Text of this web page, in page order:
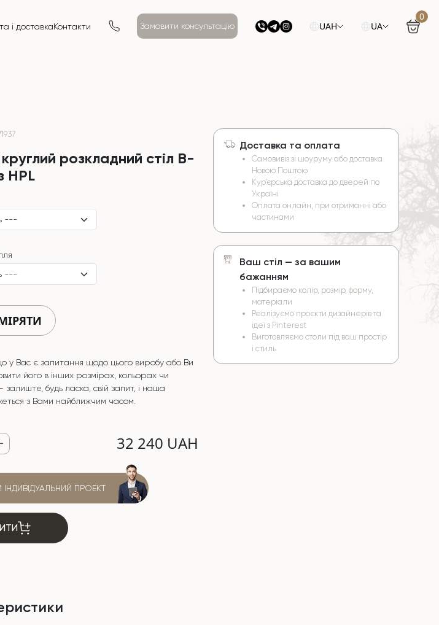
і доставкаКонтакти Замовити консультацію UAH UA
0
розкладний стіл B-
HPL
у Вас є запитання щодо цього виробу або Ви
його в інших розмірах, кольорах чи
будь ласка, свій запит, і наша
з Вами найближчим часом.
32 240 UAH
ПРОЕКТ
Доставка та оплата
Самовивіз зі шоуруму або доставка
Новою Поштою
Кур’єрська доставка до дверей по
Україні
Оплата онлайн, при отриманні або
частинами
Ваш стіл — за вашим
бажанням
Підбираємо колір, розмір, форму,
матеріали
Реалізуємо проєкти дизайнерів та
ідеї з Pinterest
Виготовляємо столи під ваш простір
і стиль